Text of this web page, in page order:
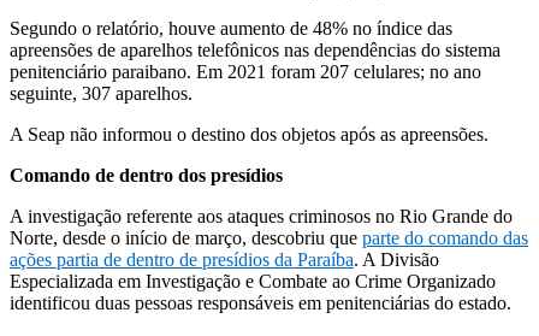
Segundo o relatório, houve aumento de 48% no índice das
apreensões de aparelhos telefônicos nas dependências do sistema
penitenciário paraibano. Em 2021 foram 207 celulares; no ano
seguinte, 307 aparelhos.
A Seap não informou o destino dos objetos após as apreensões.
Comando de dentro dos presídios
A investigação referente aos ataques criminosos no Rio Grande do
Norte, desde o início de março, descobriu que parte do comando das
ações partia de dentro de presídios da Paraíba. A Divisão
Especializada em Investigação e Combate ao Crime Organizado
identificou duas pessoas responsáveis em penitenciárias do estado.